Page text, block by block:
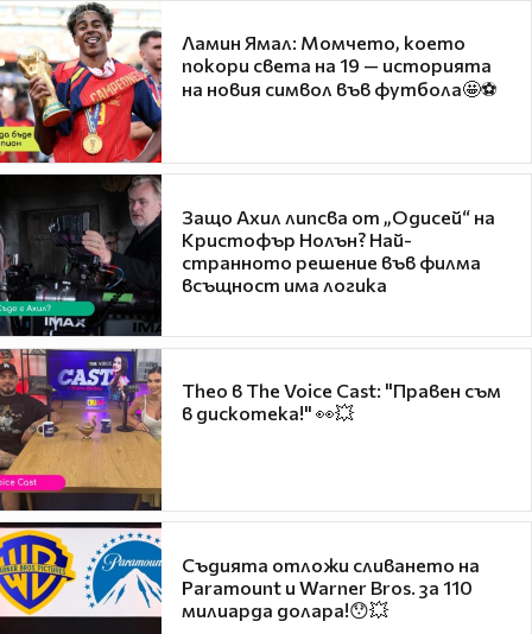
Ламин Ямал: Момчето, което
покори света на 19 — историята
на новия символ във футбола🤩⚽
Защо Ахил липсва от „Одисей“ на
Кристофър Нолън? Най-
странното решение във филма
всъщност има логика
Theo в The Voice Cast: "Правен съм
в дискотека!" 👀💥
Съдията отложи сливането на
Paramount и Warner Bros. за 110
милиарда долара!😯💥